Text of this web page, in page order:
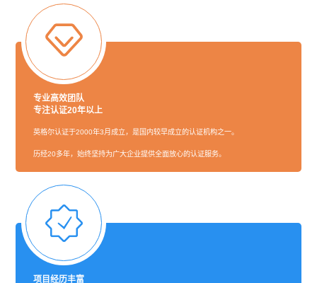
专业高效团队
专注认证20年以上
英格尔认证于2000年3月成立，是国内较早成立的认证机构之一。
历经20多年，始终坚持为广大企业提供全面放心的认证服务。
项目经历丰富